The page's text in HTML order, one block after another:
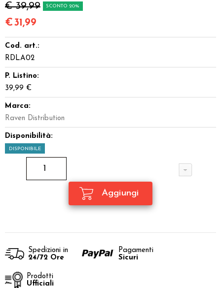
€ 39,99 SCONTO 20%
€31,99
Cod. art.:
RDLA02
P. Listino:
39,99 €
Marca:
Raven Distribution
Disponibilità:
DISPONIBILE
Spedizioni in
24/72 Ore
Pagamenti
Sicuri
Prodotti
Ufficiali